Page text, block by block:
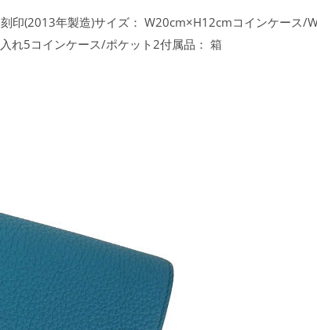
印(2013年製造)サイズ： W20cm×H12cmコインケース/
れ5コインケース/ポケット2付属品： 箱